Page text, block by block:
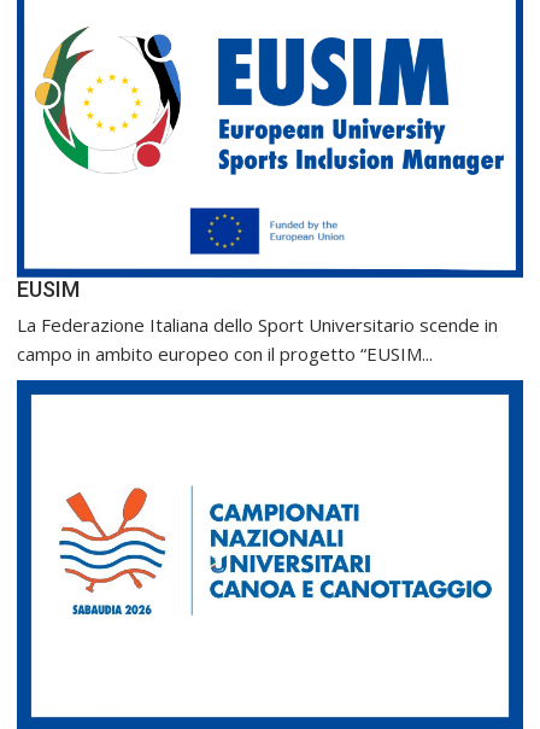
EUSIM
La Federazione Italiana dello Sport Universitario scende in
campo in ambito europeo con il progetto “EUSIM...